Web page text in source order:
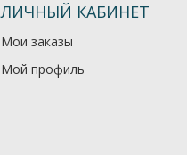
ЛИЧНЫЙ КАБИНЕТ
Мои заказы
Мой профиль